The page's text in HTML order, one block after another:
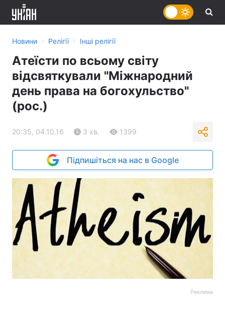
Новини › Релігії › Інші релігії
Атеїсти по всьому світу
відсвяткували "Міжнародний
день права на богохульство"
(рос.)
20:35, 04.10.16 3 хв. 1399
Підпишіться на нас в Google
Реклама